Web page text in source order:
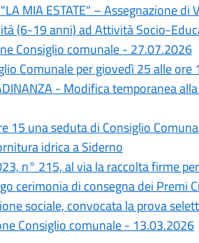
"LA MIA ESTATE" – Assegnazione
(6-19 anni) ad Attività Socio-
Consiglio comunale - 27.07.2026
Comunale per giovedì 25 alle ore
- Modifica temporanea
15 una seduta di Consiglio
idrica a Siderno
n° 215, al via la raccolta firme
cerimonia di consegna dei Premi
sociale, convocata la prova
Consiglio comunale - 13.03.2026